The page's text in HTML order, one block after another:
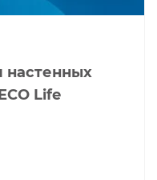
настенных
Life